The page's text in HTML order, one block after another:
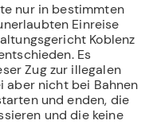
nur in bestimmten
Einreise
Koblenz
Es
Zug zur illegalen
aber nicht bei Bahnen
und enden, die
und die keine